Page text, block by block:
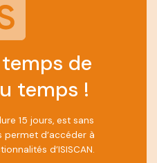
de
temps !
15 jours, est sans
permet d’accéder à
d’ISISCAN.